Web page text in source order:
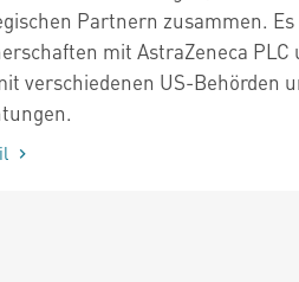
Partnern zusammen. Es
mit AstraZeneca PLC
verschiedenen US-Behörden